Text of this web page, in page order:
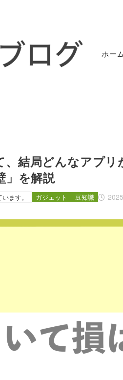
ホーム
、結局どんなアプ
」を解説
ます。 ガジェット 豆知識